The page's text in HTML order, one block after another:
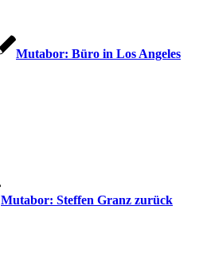
Mutabor: Büro in Los Angeles
Mutabor: Steffen Granz zurück